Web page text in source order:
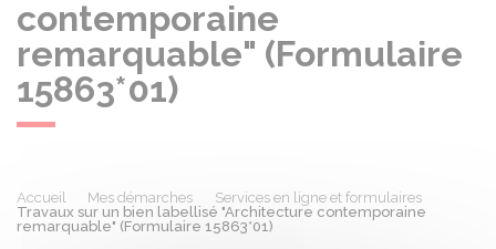
contemporaine
remarquable" (Formulaire
15863*01)
Accueil Mes démarches
Services en ligne et formulaires
Travaux sur un bien labellisé "Architecture contemporaine
remarquable" (Formulaire 15863*01)